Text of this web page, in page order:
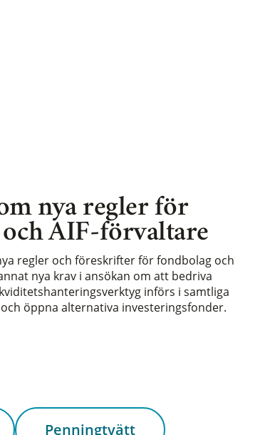
nya regler för
AIF-förvaltare
regler och föreskrifter för fondbolag och
nya krav i ansökan om att bedriva
införs i samtliga
öppna alternativa investeringsfonder.
Penningtvätt